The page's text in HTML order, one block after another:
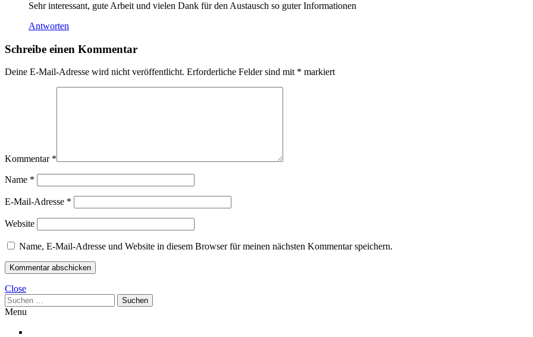
Sehr interessant, gute Arbeit und vielen Dank für den Austausch so guter Informationen
Antworten
Schreibe einen Kommentar
Deine E-Mail-Adresse wird nicht veröffentlicht. Erforderliche Felder sind mit * markiert
Kommentar *
Name *
E-Mail-Adresse *
Website
Name, E-Mail-Adresse und Website in diesem Browser für meinen nächsten Kommentar speichern.
Close
Suchen
nach:
Menu